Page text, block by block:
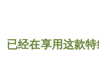
已经在享用这款